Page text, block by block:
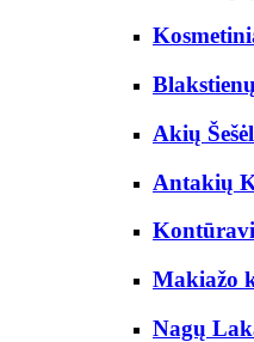
Akių
Antakių
Makiažo
Nagų